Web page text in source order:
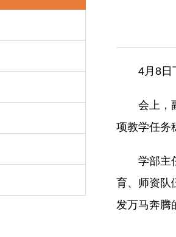
4月8日
会上，
项教学任务
学部主
育、师资队
发万马奔腾